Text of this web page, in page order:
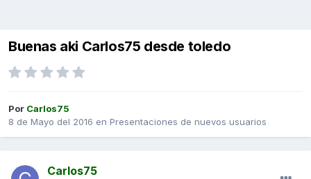
Buenas aki Carlos75 desde toledo
Por Carlos75
8 de Mayo del 2016 en Presentaciones de nuevos usuarios
Carlos75